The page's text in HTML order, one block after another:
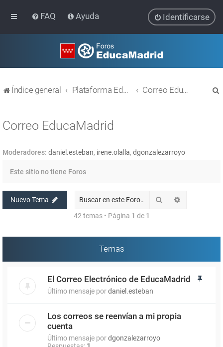
FAQ Ayuda Identificarse
Índice general Plataforma Educativa EducaMadrid Correo EducaMadrid
Correo EducaMadrid
Moderadores: daniel.esteban, irene.olalla, dgonzalezarroyo
Este sitio no tiene Foros
Nuevo Tema Buscar
42 temas • Página 1 de 1
Temas
El Correo Electrónico de EducaMadrid
Último mensaje pordaniel.esteban
Los correos se reenvían a mi propia
cuenta
Último mensaje pordgonzalezarroyo